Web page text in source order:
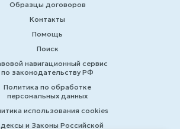
Образцы договоров
Контакты
Помощь
Поиск
навигационный сервис
по законодательству РФ
Политика по обработке
персональных данных
использования cookies
и Законы Российской